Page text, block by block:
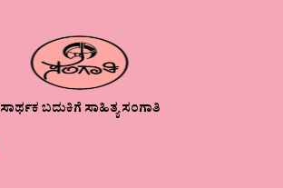
ಸಾರ್ಥಕ ಬದುಕಿಗೆ ಸಾಹಿತ್ಯ ಸಂಗಾತಿ